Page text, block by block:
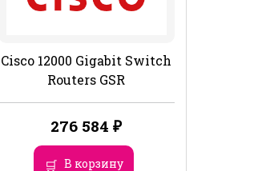
Cisco 12000 Gigabit Switch
Routers GSR
276 584₽
В корзину